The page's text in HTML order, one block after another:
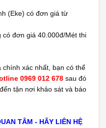
có đơn giá từ
đơn giá 40.000đ/Mét thi
xác nhất, bạn có thể
0969 012 678 sau đó
tận nơi khảo sát và báo
TÂM - HÃY LIÊN HỆ